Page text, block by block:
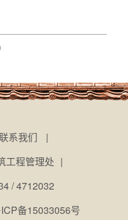
系我们
|
工程管理处 |
/ 4712032
备15033056号